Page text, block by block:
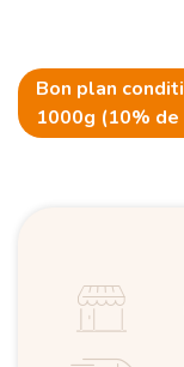
Bon plan
1000g (10% de